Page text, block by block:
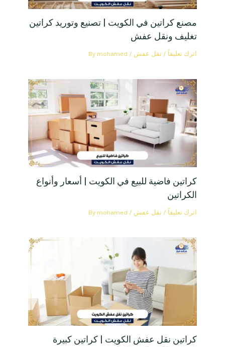
مصنع كراتين في الكويت | تصنيع وتوريد كراتين
تغليف ونقل عفش
اترك تعليقاً /نقل عفش/ By
mohamed
كراتين فاضية للبيع في الكويت | أسعار وأنواع
الكراتين
اترك تعليقاً /نقل عفش/ By
mohamed
كراتين نقل عفش الكويت | كراتين كبيرة